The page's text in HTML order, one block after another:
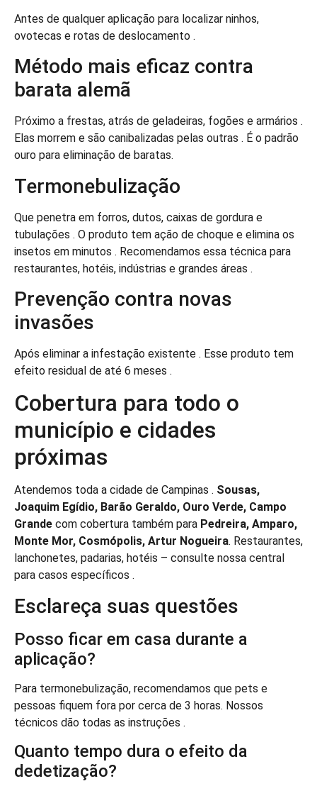
Antes de qualquer aplicação para localizar ninhos,
ovotecas e rotas de deslocamento .
Método mais eficaz contra
barata alemã
Próximo a frestas, atrás de geladeiras, fogões e armários .
Elas morrem e são canibalizadas pelas outras . É o padrão
ouro para eliminação de baratas.
Termonebulização
Que penetra em forros, dutos, caixas de gordura e
tubulações . O produto tem ação de choque e elimina os
insetos em minutos . Recomendamos essa técnica para
restaurantes, hotéis, indústrias e grandes áreas .
Prevenção contra novas
invasões
Após eliminar a infestação existente . Esse produto tem
efeito residual de até 6 meses .
Cobertura para todo o
município e cidades
próximas
Atendemos toda a cidade de Campinas . Sousas,
Joaquim Egídio, Barão Geraldo, Ouro Verde, Campo
Grande com cobertura também para Pedreira, Amparo,
Monte Mor, Cosmópolis, Artur Nogueira. Restaurantes,
lanchonetes, padarias, hotéis – consulte nossa central
para casos específicos .
Esclareça suas questões
Posso ficar em casa durante a
aplicação?
Para termonebulização, recomendamos que pets e
pessoas fiquem fora por cerca de 3 horas. Nossos
técnicos dão todas as instruções .
Quanto tempo dura o efeito da
dedetização?